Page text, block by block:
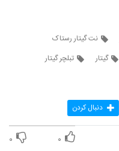
نت گیتار رستاک
گیتار تبلچر گیتار
دنبال کردن
۰ ۰